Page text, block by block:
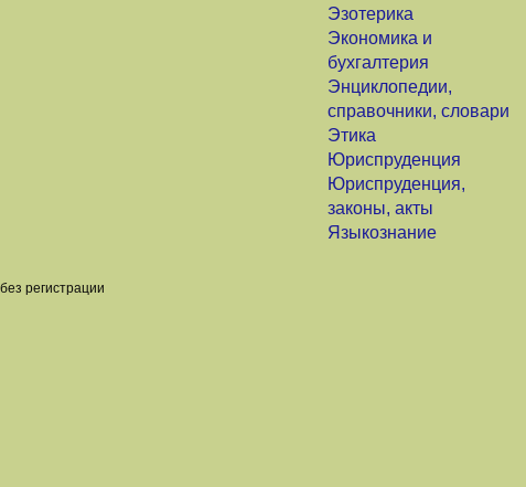
Эзотерика
Экономика и
бухгалтерия
Энциклопедии,
справочники, словари
Этика
Юриспруденция
Юриспруденция,
законы, акты
Языкознание
регистрации